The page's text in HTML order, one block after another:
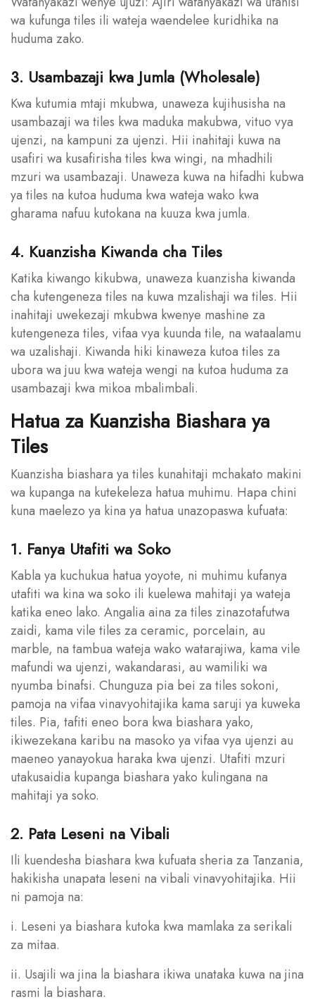
wa kufunga tiles ili wateja waendelee kuridhika na
huduma zako.
3. Usambazaji kwa Jumla (Wholesale)
Kwa kutumia mtaji mkubwa, unaweza kujihusisha na
usambazaji wa tiles kwa maduka makubwa, vituo vya
ujenzi, na kampuni za ujenzi. Hii inahitaji kuwa na
usafiri wa kusafirisha tiles kwa wingi, na mhadhili
mzuri wa usambazaji. Unaweza kuwa na hifadhi kubwa
ya tiles na kutoa huduma kwa wateja wako kwa
gharama nafuu kutokana na kuuza kwa jumla.
4. Kuanzisha Kiwanda cha Tiles
Katika kiwango kikubwa, unaweza kuanzisha kiwanda
cha kutengeneza tiles na kuwa mzalishaji wa tiles. Hii
inahitaji uwekezaji mkubwa kwenye mashine za
kutengeneza tiles, vifaa vya kuunda tile, na wataalamu
wa uzalishaji. Kiwanda hiki kinaweza kutoa tiles za
ubora wa juu kwa wateja wengi na kutoa huduma za
usambazaji kwa mikoa mbalimbali.
Hatua za Kuanzisha Biashara ya
Tiles
Kuanzisha biashara ya tiles kunahitaji mchakato makini
wa kupanga na kutekeleza hatua muhimu. Hapa chini
kuna maelezo ya kina ya hatua unazopaswa kufuata:
1. Fanya Utafiti wa Soko
Kabla ya kuchukua hatua yoyote, ni muhimu kufanya
utafiti wa kina wa soko ili kuelewa mahitaji ya wateja
katika eneo lako. Angalia aina za tiles zinazotafutwa
zaidi, kama vile tiles za ceramic, porcelain, au
marble, na tambua wateja wako watarajiwa, kama vile
mafundi wa ujenzi, wakandarasi, au wamiliki wa
nyumba binafsi. Chunguza pia bei za tiles sokoni,
pamoja na vifaa vinavyohitajika kama saruji ya kuweka
tiles. Pia, tafiti eneo bora kwa biashara yako,
ikiwezekana karibu na masoko ya vifaa vya ujenzi au
maeneo yanayokua haraka kwa ujenzi. Utafiti mzuri
utakusaidia kupanga biashara yako kulingana na
mahitaji ya soko.
2. Pata Leseni na Vibali
Ili kuendesha biashara kwa kufuata sheria za Tanzania,
hakikisha unapata leseni na vibali vinavyohitajika. Hii
ni pamoja na:
i. Leseni ya biashara kutoka kwa mamlaka za serikali
za mitaa.
ii. Usajili wa jina la biashara ikiwa unataka kuwa na jina
rasmi la biashara.